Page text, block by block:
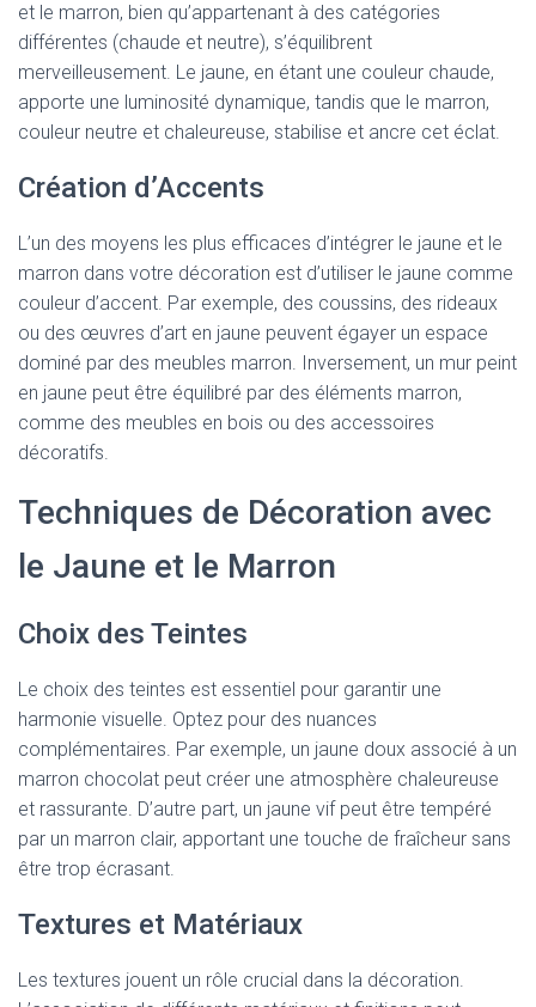
et le marron, bien qu’appartenant à des catégories
différentes (chaude et neutre), s’équilibrent
merveilleusement. Le jaune, en étant une couleur chaude,
apporte une luminosité dynamique, tandis que le marron,
couleur neutre et chaleureuse, stabilise et ancre cet éclat.
Création d’Accents
L’un des moyens les plus efficaces d’intégrer le jaune et le
marron dans votre décoration est d’utiliser le jaune comme
couleur d’accent. Par exemple, des coussins, des rideaux
ou des œuvres d’art en jaune peuvent égayer un espace
dominé par des meubles marron. Inversement, un mur peint
en jaune peut être équilibré par des éléments marron,
comme des meubles en bois ou des accessoires
décoratifs.
Techniques de Décoration avec
le Jaune et le Marron
Choix des Teintes
Le choix des teintes est essentiel pour garantir une
harmonie visuelle. Optez pour des nuances
complémentaires. Par exemple, un jaune doux associé à un
marron chocolat peut créer une atmosphère chaleureuse
et rassurante. D’autre part, un jaune vif peut être tempéré
par un marron clair, apportant une touche de fraîcheur sans
être trop écrasant.
Textures et Matériaux
Les textures jouent un rôle crucial dans la décoration.